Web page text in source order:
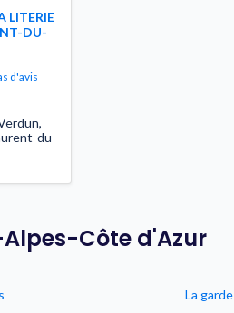
LITERIE
DU-
d'avis
,
du-
Côte d'Azur
La garde